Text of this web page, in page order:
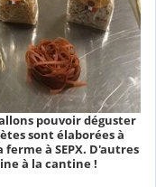
pouvoir déguster
sont élaborées à
à SEPX. D'autres
à la cantine !